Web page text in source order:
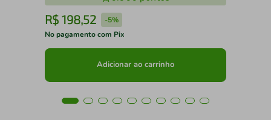
R$ 198,52 -5%
No pagamento com Pix
Adicionar ao carrinho